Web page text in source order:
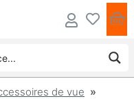
de vue »